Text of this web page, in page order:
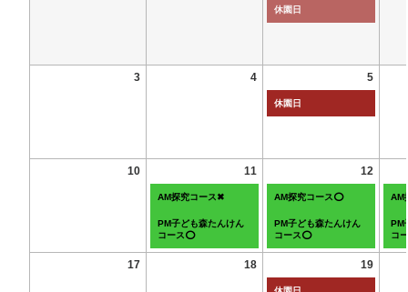
休園日
3 4 5
休園日
10 11
AM探究コース✖
PM子ども森たんけん
コース⭕
12
AM探究コース⭕
PM子ども森たんけん
コース⭕
AM
PM
コ
17 18 19